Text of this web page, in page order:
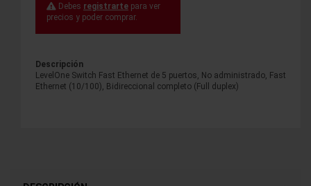
Debes registrarte para ver
precios y poder comprar.
Descripción
LevelOne Switch Fast Ethernet de 5 puertos, No administrado, Fast
Ethernet (10/100), Bidireccional completo (Full duplex)